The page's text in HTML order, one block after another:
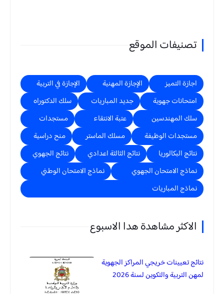
تصنيفات الموقع
اجازة التميز الإجازة المهنية
الإجازة في التربية
امتحانات جهوية
جديد المباريات
سلك الدكتوراه
سلك المهندسين
عتبة الانتقاء
مستجدات
مستجدات الوظيفة
مسلك الماستر
منح دراسية
نتائج البكالوريا
نتائج الثالثة اعدادي
نتائج الجهوي
نماذج الامتحان الجهوي
نماذج الامتحان الوطني
نماذج المباريات
الاكثر مشاهدة هدا الاسبوع
نتائج تعيينات خريجي المراكز الجهوية
لمهن التربية والتكوين لسنة 2026